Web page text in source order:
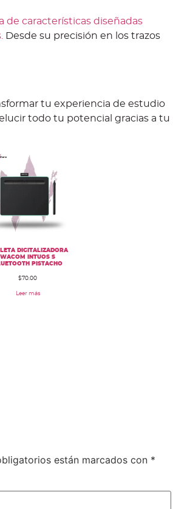
de características diseñadas
Desde su precisión en los trazos
tu experiencia de estudio
todo tu potencial gracias a tu
DIGITALIZADORA
WACOM INTUOS S
PISTACHO
$70.00
Leer más
están marcados con *